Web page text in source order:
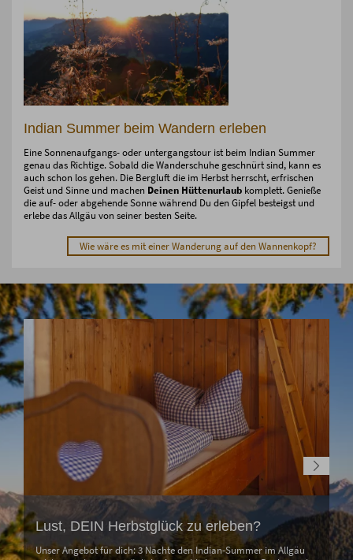
Indian Summer beim Wandern erleben
Eine Sonnenaufgangs- oder untergangstour ist beim Indian Summer
genau das Richtige. Sobald die Wanderschuhe geschnürt sind, kann es
auch schon los gehen. Die Bergluft die im Herbst herrscht, erfrischen
Geist und Sinne und machen Deinen Hüttenurlaub komplett. Genieße
die auf- oder abgehende Sonne während Du den Gipfel besteigst und
erlebe das Allgäu von seiner besten Seite.
Wie wäre es mit einer Wanderung auf den Wannenkopf?
Lust, DEIN Herbstglück zu erleben?
Unser Angebot für dich: 3 Nächte den Indian-Summer im Allgäu